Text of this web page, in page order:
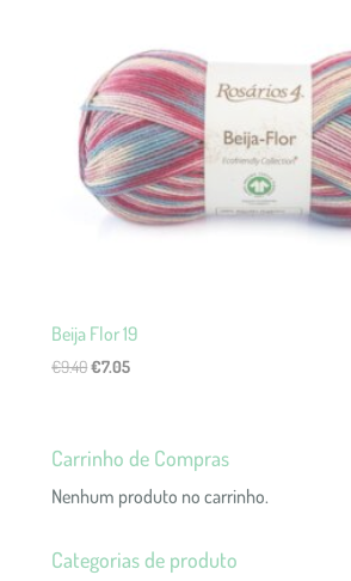
Beija Flor 19
€9.40O
era:
€7.05O
é:
Carrinho de Compras
Nenhum produto no carrinho.
Categorias de produto